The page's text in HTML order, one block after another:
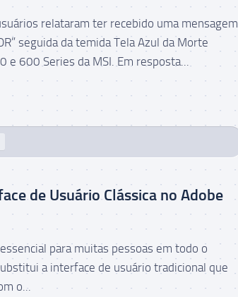
relataram ter recebido uma mensagem
seguida da temida Tela Azul da Morte
e 600 Series da MSI. Em resposta...
de Usuário Clássica no Adobe
para muitas pessoas em todo o
a interface de usuário tradicional que
o...